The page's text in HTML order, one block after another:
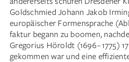
Goldschmied Johann Jakob
europäischer Formensprache
faktur begann zu boomen,
Gregorius Höroldt (1696 – 1775)
gekommen war und eine